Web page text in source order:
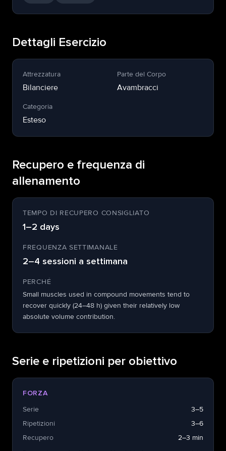
Dettagli Esercizio
Attrezzatura
Bilanciere
Parte del Corpo
Avambracci
Categoria
Esteso
Recupero e frequenza di
allenamento
TEMPO DI RECUPERO CONSIGLIATO
1–2 days
FREQUENZA SETTIMANALE
2–4 sessioni a settimana
PERCHÉ
Small muscles used in compound movements tend to
recover quickly (24–48 h) given their relatively low
absolute volume contribution.
Serie e ripetizioni per obiettivo
FORZA
Serie
3–5
Ripetizioni
3–6
Recupero
2–3 min